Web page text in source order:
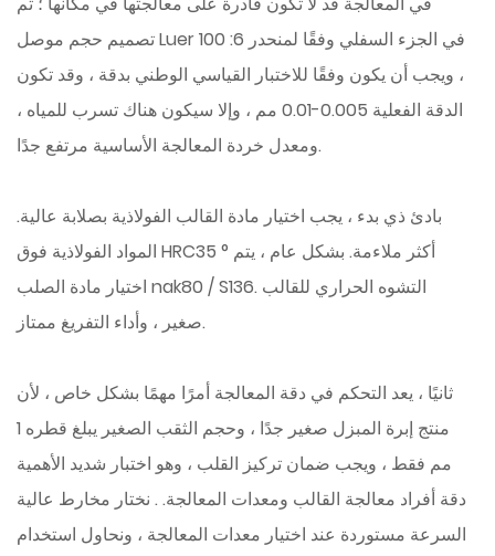
تصميم حجم موصل Luer في الجزء السفلي وفقًا لمنحدر 6: 100
، ويجب أن يكون وفقًا للاختبار القياسي الوطني بدقة ، وقد تكون
الدقة الفعلية 0.005-0.01 مم ، وإلا سيكون هناك تسرب للمياه ،
ومعدل خردة المعالجة الأساسية مرتفع جدًا.
بادئ ذي بدء ، يجب اختيار مادة القالب الفولاذية بصلابة عالية.
المواد الفولاذية فوق HRC35 ° أكثر ملاءمة. بشكل عام ، يتم
اختيار مادة الصلب nak80 / S136. التشوه الحراري للقالب
صغير ، وأداء التفريغ ممتاز.
ثانيًا ، يعد التحكم في دقة المعالجة أمرًا مهمًا بشكل خاص ، لأن
منتج إبرة المبزل صغير جدًا ، وحجم الثقب الصغير يبلغ قطره 1
مم فقط ، ويجب ضمان تركيز القلب ، وهو اختبار شديد الأهمية
دقة أفراد معالجة القالب ومعدات المعالجة. . نختار مخارط عالية
السرعة مستوردة عند اختيار معدات المعالجة ، ونحاول استخدام